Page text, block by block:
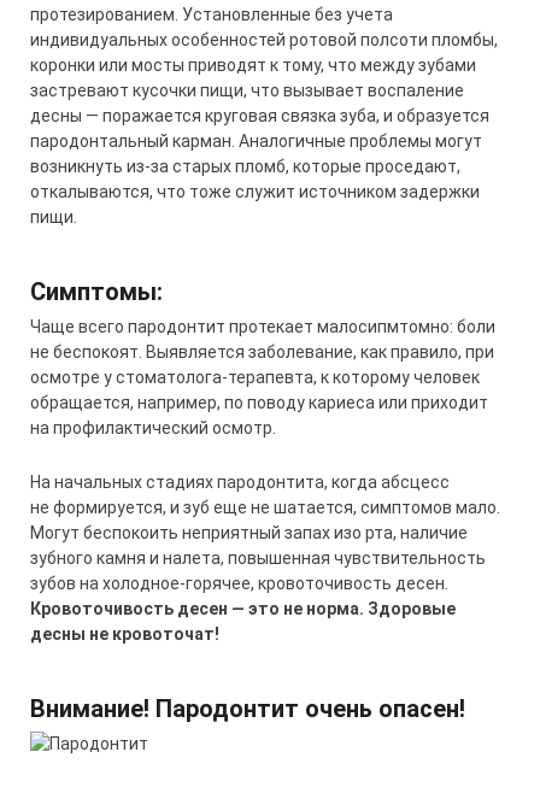
протезированием. Установленные без учета
индивидуальных особенностей ротовой полсоти пломбы,
коронки или мосты приводят к тому, что между зубами
застревают кусочки пищи, что вызывает воспаление
десны — поражается круговая связка зуба, и образуется
пародонтальный карман. Аналогичные проблемы могут
возникнуть из-за старых пломб, которые проседают,
откалываются, что тоже служит источником задержки
пищи.
Симптомы:
Чаще всего пародонтит протекает малосипмтомно: боли
не беспокоят. Выявляется заболевание, как правило, при
осмотре у стоматолога-терапевта, к которому человек
обращается, например, по поводу кариеса или приходит
на профилактический осмотр.
На начальных стадиях пародонтита, когда абсцесс
не формируется, и зуб еще не шатается, симптомов мало.
Могут беспокоить неприятный запах изо рта, наличие
зубного камня и налета, повышенная чувствительность
зубов на холодное-горячее, кровоточивость десен.
Кровоточивость десен — это не норма. Здоровые
десны не кровоточат!
Внимание! Пародонтит очень опасен!